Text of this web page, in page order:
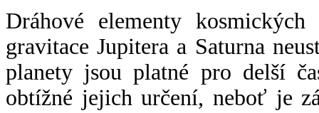
Dráhové elementy
gravitace Jupitera a Saturna
planety jsou platné pro delší
obtížné jejich určení, neboť je